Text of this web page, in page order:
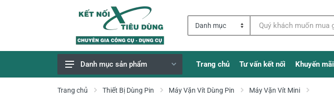
Giao Hàng Miễn Phí
Danh mục sản phẩm Trang chủ Tư vấn kết nối Khuyến mãi
Trang chủ Thiết Bị Dùng Pin Máy Vặn Vít Dùng Pin Máy Vặn Vít Mini